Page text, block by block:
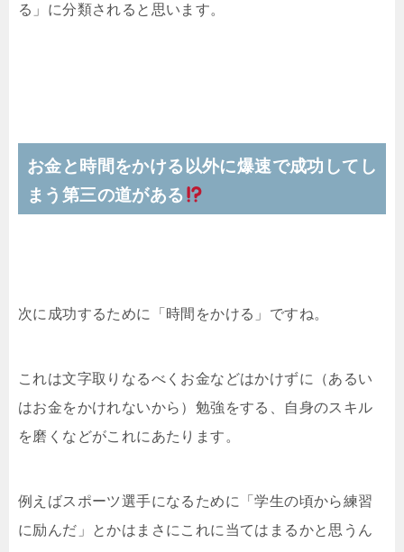
る」に分類されると思います。
お金と時間をかける以外に爆速で成功してし
まう第三の道がある
次に成功するために「時間をかける」ですね。
これは文字取りなるべくお金などはかけずに（あるい
はお金をかけれないから）勉強をする、自身のスキル
を磨くなどがこれにあたります。
例えばスポーツ選手になるために「学生の頃から練習
に励んだ」とかはまさにこれに当てはまるかと思うん